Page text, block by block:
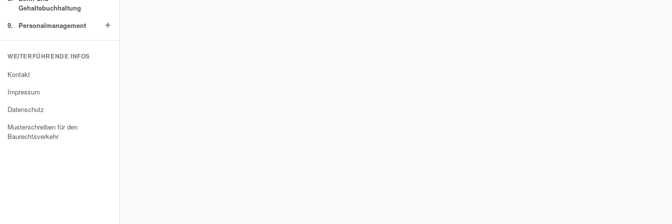
Gehaltsbuchhaltung
9.
Personalmanagement add
WEITERFÜHRENDE INFOS
Kontakt
Impressum
Datenschutz
Musterschreiben für den
Baurechtsverkehr